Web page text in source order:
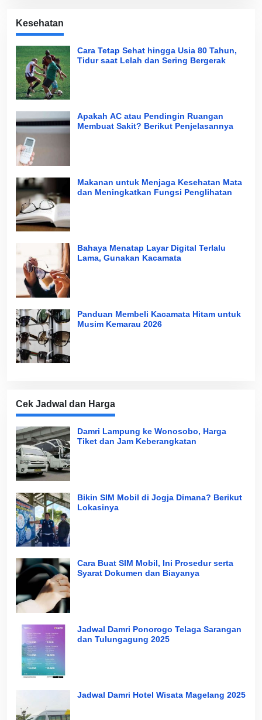
Kesehatan
Cara Tetap Sehat hingga Usia 80 Tahun,
Tidur saat Lelah dan Sering Bergerak
Apakah AC atau Pendingin Ruangan
Membuat Sakit? Berikut Penjelasannya
Makanan untuk Menjaga Kesehatan Mata
dan Meningkatkan Fungsi Penglihatan
Bahaya Menatap Layar Digital Terlalu
Lama, Gunakan Kacamata
Panduan Membeli Kacamata Hitam untuk
Musim Kemarau 2026
Cek Jadwal dan Harga
Damri Lampung ke Wonosobo, Harga
Tiket dan Jam Keberangkatan
Bikin SIM Mobil di Jogja Dimana? Berikut
Lokasinya
Cara Buat SIM Mobil, Ini Prosedur serta
Syarat Dokumen dan Biayanya
Jadwal Damri Ponorogo Telaga Sarangan
dan Tulungagung 2025
Jadwal Damri Hotel Wisata Magelang 2025